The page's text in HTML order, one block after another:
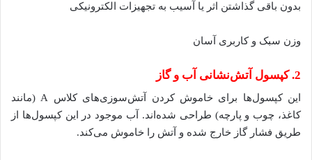
بدون باقی گذاشتن اثر یا آسیب به تجهیزات الکترونیکی
وزن سبک و کاربری آسان
2. کپسول آتش‌نشانی آب و گاز
این کپسول‌ها برای خاموش کردن آتش‌سوزی‌های کلاس A (مانند
کاغذ، چوب و پارچه) طراحی شده‌اند. آب موجود در این کپسول‌ها از
طریق فشار گاز خارج شده و آتش را خاموش می‌کند.